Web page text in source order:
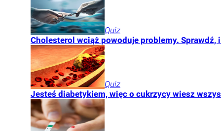
Quiz
Cholesterol wciąż powoduje problemy. Sprawdź,
Quiz
Jesteś diabetykiem, więc o cukrzycy wiesz